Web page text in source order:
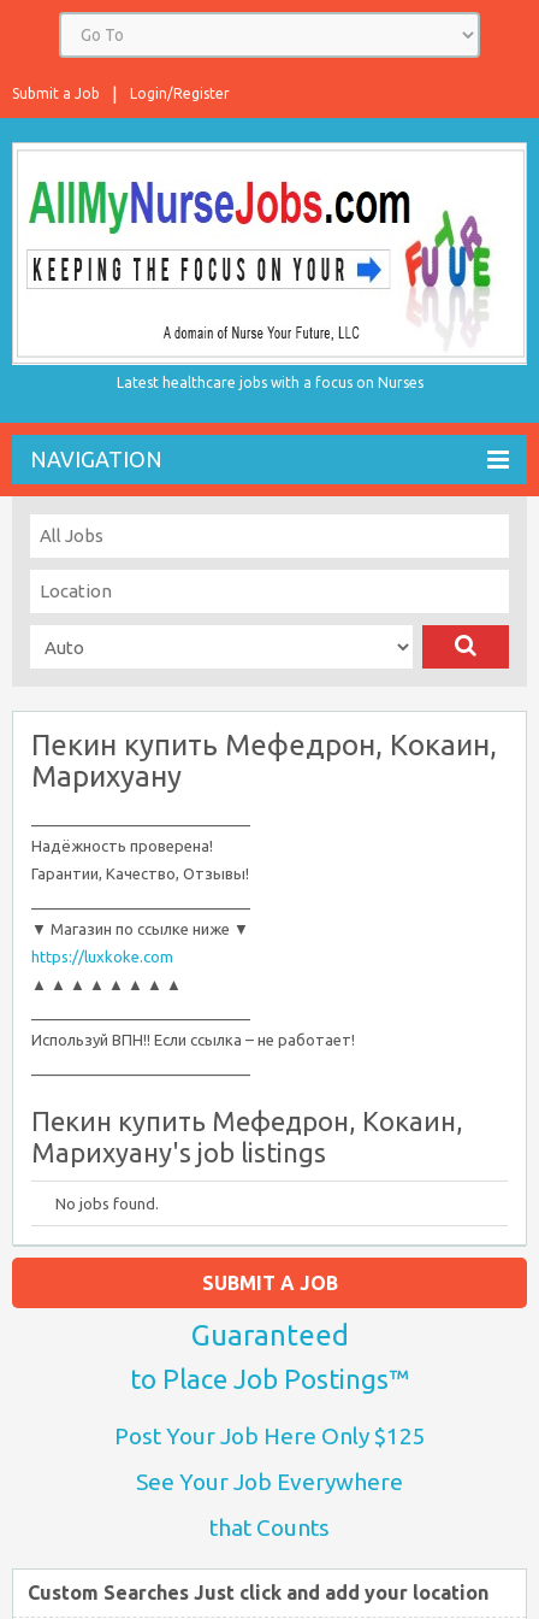
Login/Register
Submit a Job
Latest healthcare jobs with a focus on Nurses
NAVIGATION
Пекин купить Мефедрон, Кокаин,
Марихуану
Надёжность проверена!
Гарантии, Качество, Отзывы!
▼ Магазин по ссылке ниже ▼
https://luxkoke.com
▲ ▲ ▲ ▲ ▲ ▲ ▲ ▲
Используй ВПН!! Если ссылка – не работает!
Пекин купить Мефедрон, Кокаин,
Марихуану's job listings
No jobs found.
SUBMIT A JOB
Guaranteed
to Place Job Postings™
Post Your Job Here Only $125
See Your Job Everywhere
that Counts
Custom Searches Just click and add your location